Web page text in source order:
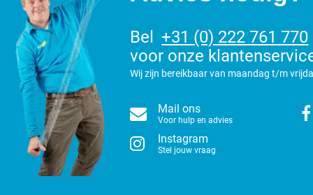
Bel
+31 (0) 222 761 770
voor onze
Wij zijn bereikbaar van maandag t/m
Mail ons
Voor hulp en advies
Instagram
Stel jouw vraag